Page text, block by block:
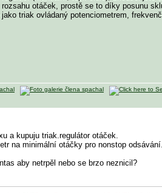
otáček, prostě se to díky posunu
triak ovládaný potenciometrem,
a kupuju triak.regulátor otáček.
na minimální otáčky pro nonstop odsávání.
aby netrpěl nebo se brzo neznicil?